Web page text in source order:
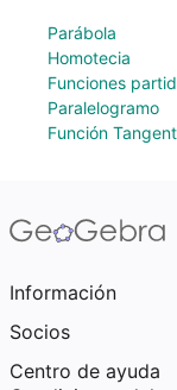
Parábola
Homotecia
Funciones
Paralelogramo
Función
Información
Socios
Centro de ayuda